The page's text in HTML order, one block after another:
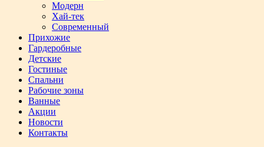
Модерн
Хай-тек
Современный
Прихожие
Гардеробные
Детские
Гостиные
Спальни
Рабочие зоны
Ванные
Акции
Новости
Контакты